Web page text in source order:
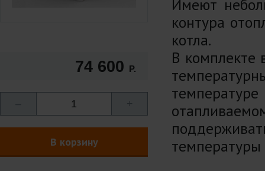
74 600 Р.
+
– 1
В корзину
Имеют
контура
котла.
В комплекте